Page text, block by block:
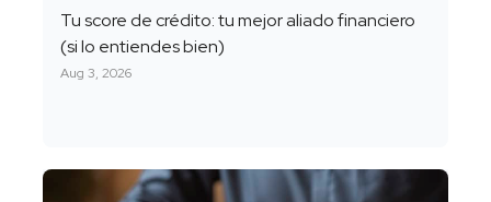
Tu score de crédito: tu mejor aliado financiero
(si lo entiendes bien)
Aug 3, 2026